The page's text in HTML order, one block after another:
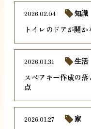
トイレのドアが開
2026.02.04 知識
スペアキー作成の
点
2026.01.31 生活
2026.01.27 家